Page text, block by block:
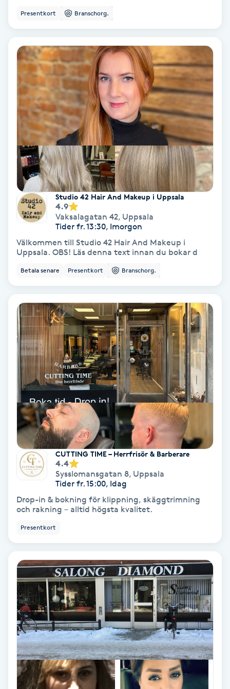
Hypnos
Hårborttagning
Hårbottenbehandling
Hårförlängning
Hårvård
Hälsa
IPL
IPL hårborttagning
IR-massage
Japansk massage
K18
Katun fransar
Kemisk peeling
Keratinbehandling
Kinesiologi
Kinesisk medicin
Kiropraktik
Klangmassage
Klippning
Presentkort Branschorg.
Studio 42 Hair And Makeup i Uppsala
4.9
Vaksalagatan 42, Uppsala
Tider fr. 13:30, Imorgon
Välkommen till Studio 42 Hair And Makeup i
Uppsala. OBS! Läs denna text innan du bokar d
Betala senare Presentkort Branschorg.
CUTTING TIME – Herrfrisör & Barberare
4.4
Sysslomansgatan 8, Uppsala
Tider fr. 15:00, Idag
Drop-in & bokning för klippning, skäggtrimning
och rakning – alltid högsta kvalitet.
Presentkort